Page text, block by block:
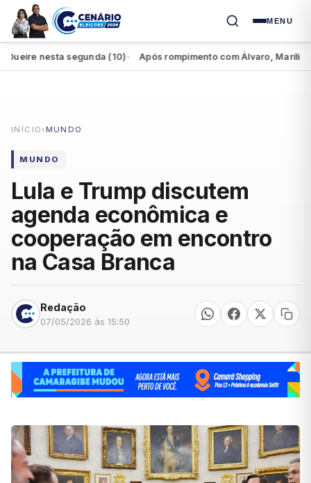
MENU
nesta segunda (10) ● Após rompimento com Álvaro, Marília
INÍCIO › MUNDO
MUNDO
Lula e Trump discutem
agenda econômica e
cooperação em encontro
na Casa Branca
Redação
07/05/2026 às 15:50